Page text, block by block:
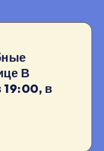
В
19:00, в